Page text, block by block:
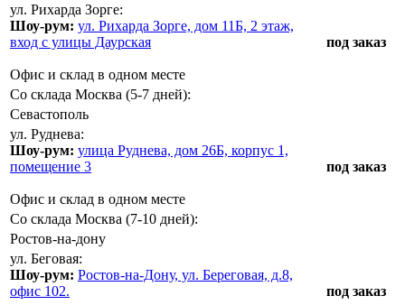
ул. Рихарда Зорге:
Шоу-рум: ул. Рихарда Зорге, дом 11Б, 2 этаж,
вход с улицы Даурская
Офис и склад в одном месте
под заказ
Со склада Москва (5-7 дней):
Севастополь
ул. Руднева:
Шоу-рум: улица Руднева, дом 26Б, корпус 1,
помещение 3
Офис и склад в одном месте
под заказ
Со склада Москва (7-10 дней):
Ростов-на-дону
ул. Беговая:
Шоу-рум: Ростов-на-Дону, ул. Береговая, д.8,
офис 102.
под заказ